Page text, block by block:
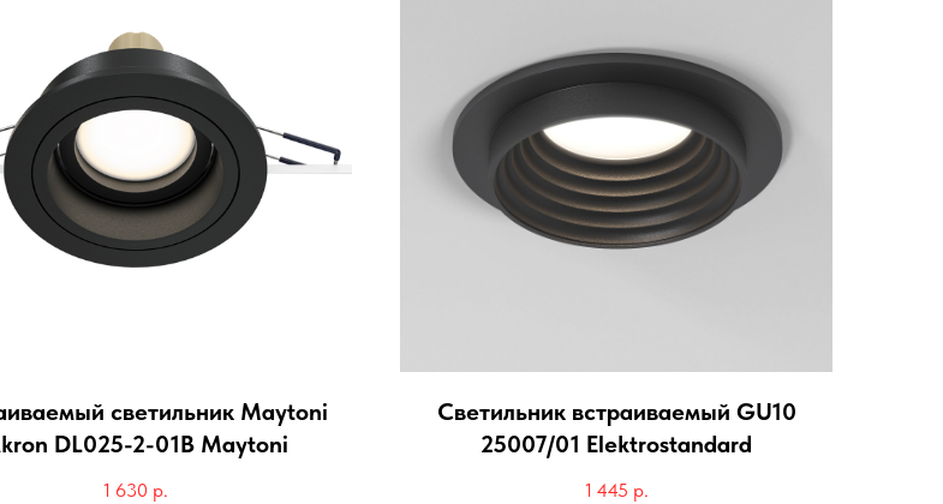
светильник Maytoni
DL025-2-01B Maytoni
1 630 р.
Светильник встраиваемый GU10
25007/01 Elektrostandard
1 445 р.